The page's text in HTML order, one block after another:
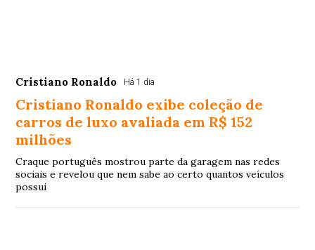
Cristiano Ronaldo Há 1 dia
Cristiano Ronaldo exibe coleção de
carros de luxo avaliada em R$ 152
milhões
Craque português mostrou parte da garagem nas redes
sociais e revelou que nem sabe ao certo quantos veículos
possui